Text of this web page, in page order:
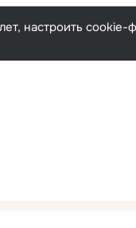
Русский
настроить